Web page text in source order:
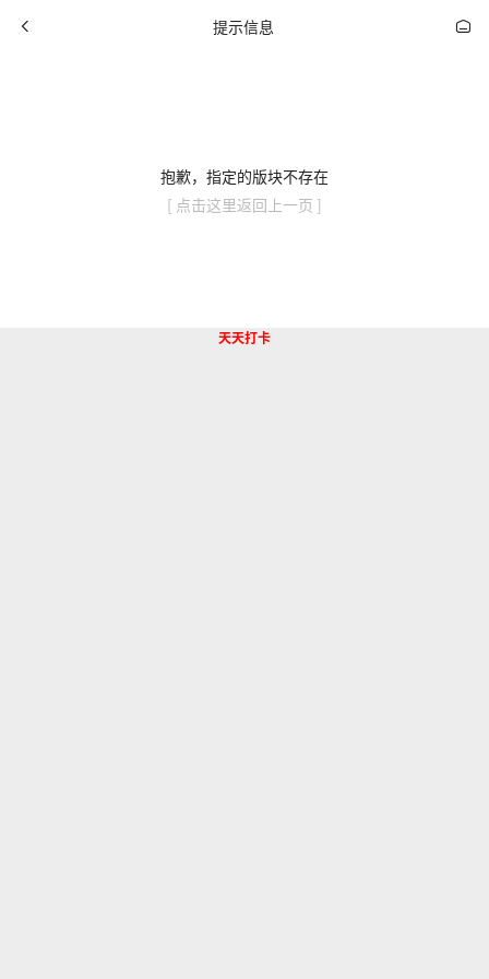
提示信息
抱歉，指定的版块不存在
[ 点击这里返回上一页 ]
天天打卡